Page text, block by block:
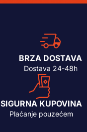
BRZA DOSTAVA
Dostava 24-48h
SIGURNA KUPOVINA
Plaćanje pouzećem